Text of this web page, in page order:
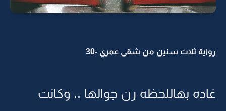
رواية ثلاث سنين من شقى عمري -30
غاده بهاللحظه رن جوالها .. وكانت